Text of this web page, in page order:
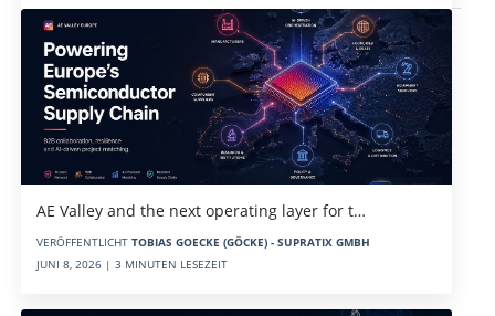
AE Valley and the next operating layer for t…
VERÖFFENTLICHT TOBIAS GOECKE (GÖCKE) - SUPRATIX GMBH
JUNI 8, 2026 | 3 MINUTEN LESEZEIT